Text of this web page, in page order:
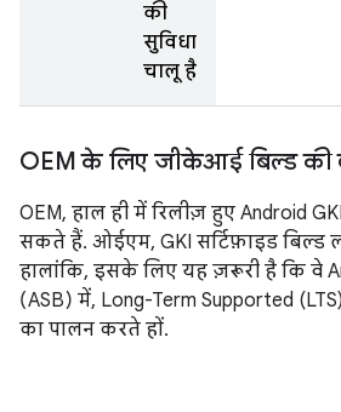
की
सुविधा
चालू है
OEM के लिए जीकेआई बिल्ड की
OEM, हाल ही में रिलीज़ हुए Android
सकते हैं. ओईएम, GKI सर्टिफ़ाइड बिल्ड
हालांकि, इसके लिए यह ज़रूरी है कि वे
(ASB) में, Long-Term Supported
का पालन करते हों.